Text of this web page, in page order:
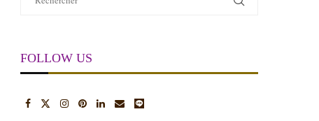
FOLLOW US